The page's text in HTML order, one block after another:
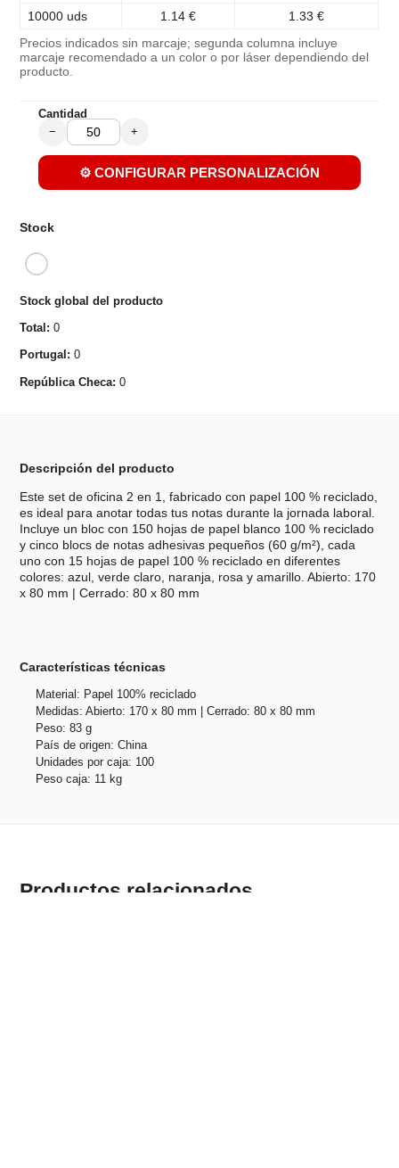
10000 uds
1.14 € 1.33 €
Precios indicados sin marcaje; segunda columna incluye
marcaje recomendado a un color o por láser dependiendo del
producto.
Cantidad
− +
⚙️ CONFIGURAR PERSONALIZACIÓN
Stock
Stock global del producto
Total: 0
Portugal: 0
República Checa: 0
Descripción del producto
Este set de oficina 2 en 1, fabricado con papel 100 % reciclado,
es ideal para anotar todas tus notas durante la jornada laboral.
Incluye un bloc con 150 hojas de papel blanco 100 % reciclado
y cinco blocs de notas adhesivas pequeños (60 g/m²), cada
uno con 15 hojas de papel 100 % reciclado en diferentes
colores: azul, verde claro, naranja, rosa y amarillo. Abierto: 170
x 80 mm | Cerrado: 80 x 80 mm
Características técnicas
Material: Papel 100% reciclado
Medidas: Abierto: 170 x 80 mm | Cerrado: 80 x 80 mm
Peso: 83 g
País de origen: China
Unidades por caja: 100
Peso caja: 11 kg
Productos relacionados